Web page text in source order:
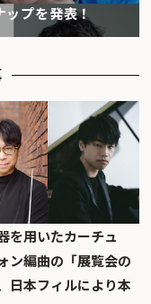
ップを発表！
を用いたカーチュ
ン編曲の「展覧会の
日本フィルにより本